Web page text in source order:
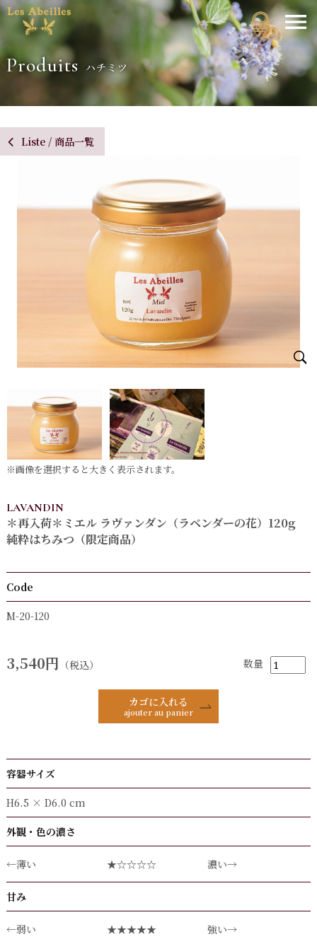
Produits ハチミツ
Liste / 商品一覧
※画像を選択すると大きく表示されます。
LAVANDIN
＊再入荷＊ミエル ラヴァンダン（ラベンダーの花）120g
純粋はちみつ（限定商品）
Code
M-20-120
3,540円 （税込） 数量
カゴに入れる
ajouter au panier
容器サイズ
H6.5 × D6.0 cm
外観・色の濃さ
←薄い ★☆☆☆☆ 濃い→
甘み
←弱い ★★★★★ 強い→